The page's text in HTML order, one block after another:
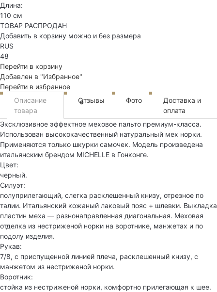
Длина:
110 см
ТОВАР РАСПРОДАН
Добавить в корзину можно и без размера
RUS
48
Перейти в корзину
Добавлен в "Избранное"
Перейти в избранное
Описание
товара
Отзывы
0 Фото
Доставка и
оплата
Эксклюзивное эффектное меховое пальто премиум-класса.
Использован высококачественный натуральный мех норки.
Применяются только шкурки самочек. Модель произведена
итальянским брендом MICHELLE в Гонконге.
Цвет:
черный.
Силуэт:
полуприлегающий, слегка расклешенный книзу, отрезное по
талии. Итальянский кожаный лаковый пояс + шлевки. Выкладка
пластин меха — разнонаправленная диагональная. Меховая
отделка из нестриженой норки на воротнике, манжетах и по
подолу изделия.
Рукав:
7/8, с приспущенной линией плеча, расклешенный книзу, с
манжетом из нестриженой норки.
Воротник:
стойка из нестриженой норки, комфортно прилегающая к шее.